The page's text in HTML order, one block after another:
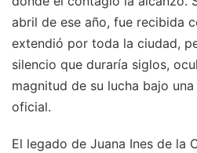
abril de ese año, fue recibida
extendió por toda la ciudad,
silencio que duraría siglos,
magnitud de su lucha bajo
oficial.
El legado de Juana Ines de la